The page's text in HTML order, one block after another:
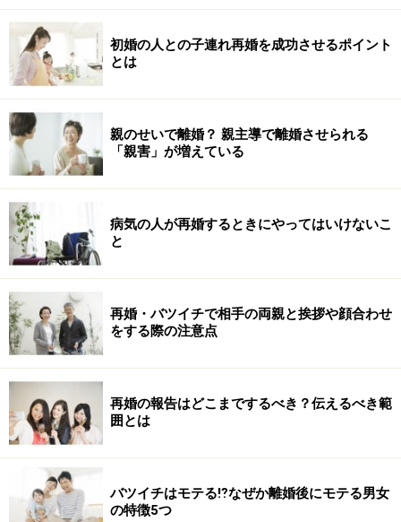
初婚の人との子連れ再婚を成功させるポイント
とは
親のせいで離婚？ 親主導で離婚させられる
「親害」が増えている
病気の人が再婚するときにやってはいけないこ
と
再婚・バツイチで相手の両親と挨拶や顔合わせ
をする際の注意点
再婚の報告はどこまでするべき？伝えるべき範
囲とは
バツイチはモテる⁉︎なぜか離婚後にモテる男女
の特徴5つ